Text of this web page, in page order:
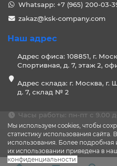
Мы используем cookies, чтобы
статистику использования сайта.
использования. Более
их использовании приведена в
конфиденциальности
Whatsapp: +7 (965) 200-03-
zakaz@ksk-company.com
Наш адрес
Адрес офиса: 108851, г.
Спортивная, д. 7, этаж 2,
Адрес склада: г. Москва, г.
д. 7, склад № 2
Часы работы: пн-пт с 9.00